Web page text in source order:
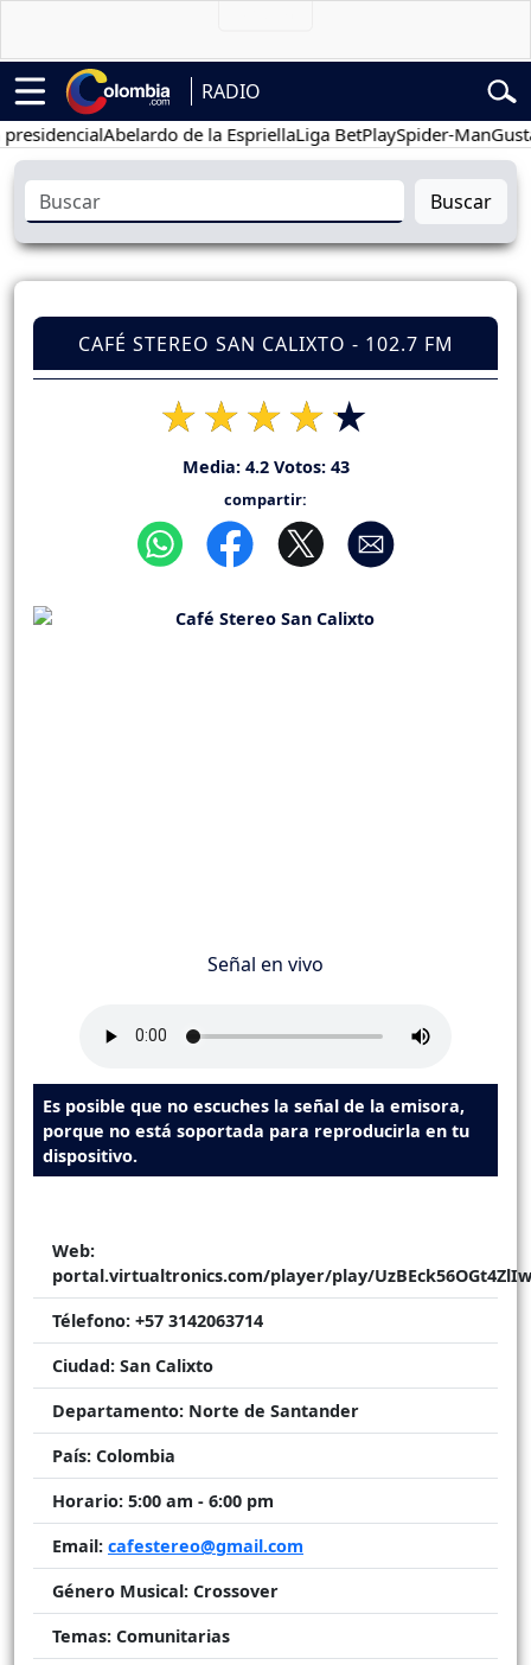
RADIO
Abelardo de la EspriellaLiga BetPlaySpider-ManGustavo
Buscar
CAFÉ STEREO SAN CALIXTO - 102.7 FM
Media: 4.2Votos: 43
compartir:
Señal en vivo
Es posible que no escuches la señal de la emisora,
porque no está soportada para reproducirla en tu
dispositivo.
Web:
portal.virtualtronics.com/player/play/
Télefono: +57 3142063714
Ciudad: San Calixto
Departamento: Norte de Santander
País: Colombia
Horario: 5:00 am - 6:00 pm
Email: cafestereo@gmail.com
Género Musical: Crossover
Temas: Comunitarias